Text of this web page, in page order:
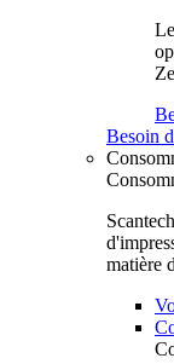
Besoin
matière